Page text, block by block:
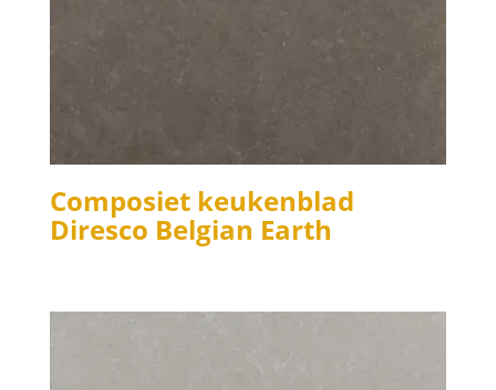
Composiet keukenblad
Diresco Belgian Earth